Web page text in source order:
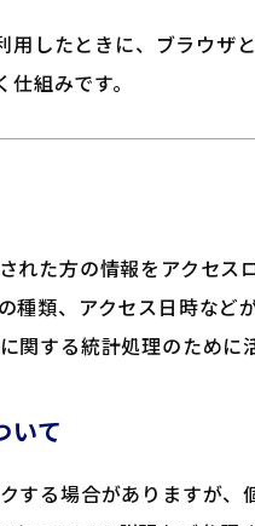
用したときに、ブラウザ
組みです。
れた方の情報をアクセ
種類、アクセス日時な
関する統計処理のために
いて
する場合がありますが